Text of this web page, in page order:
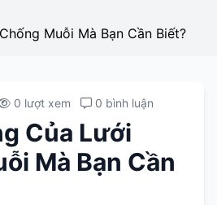
Muỗi Mà Bạn Cần Biết?
0 lượt xem 0 bình luận
Của Lưới
Mà Bạn Cần